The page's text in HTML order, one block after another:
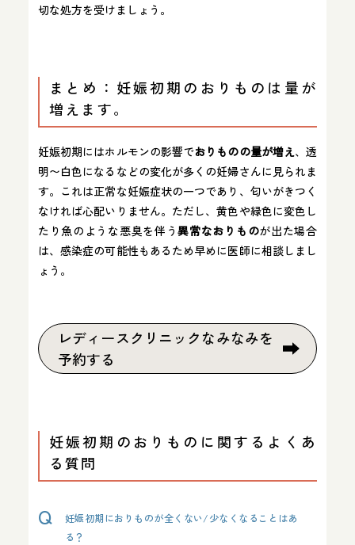
切な処方を受けましょう。
まとめ：妊娠初期のおりものは量が
増えます。
妊娠初期にはホルモンの影響でおりものの量が増え 、透
明〜白色になるなどの変化が多くの妊婦さんに見られま
す。これは正常な妊娠症状の一つであり、匂いがきつく
なければ心配いりません。ただし、黄色や緑色に変色し
たり魚のような悪臭を伴う異常なおりものが出た場合
は、感染症の可能性もあるため早めに医師に相談しまし
ょう。
レディースクリニックなみなみを
予約する
妊娠初期のおりものに関するよくあ
る質問
妊娠初期におりものが全くない/少なくなることはあ
る？